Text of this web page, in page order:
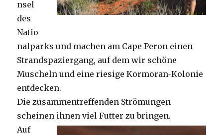
nsel
des
Natio
nalparks und machen am Cape Peron einen
Strandspaziergang, auf dem wir schöne
Muscheln und eine riesige Kormoran-Kolonie
entdecken.
Die zusammentreffenden Strömungen
scheinen ihnen viel Futter zu bringen.
Auf